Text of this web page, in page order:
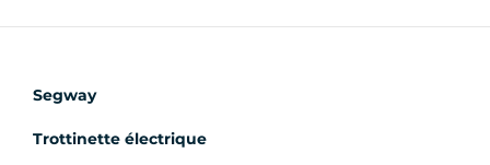
Segway
Trottinette électrique